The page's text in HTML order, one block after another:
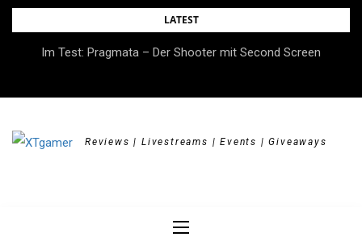
Skip
LATEST
Im Test: Pragmata – Der Shooter mit Second Screen
Reviews | Livestreams | Events | Giveaways